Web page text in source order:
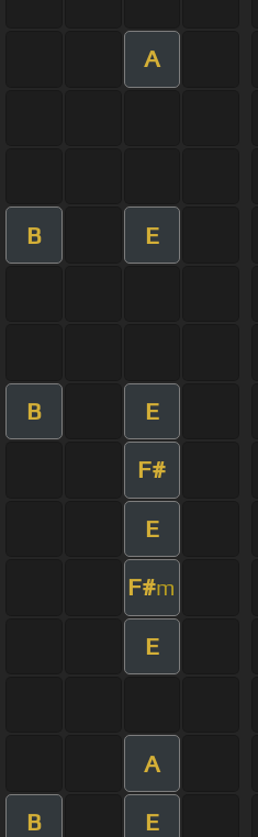
A
B E
B E
F#
E
F#m
E
A
B E